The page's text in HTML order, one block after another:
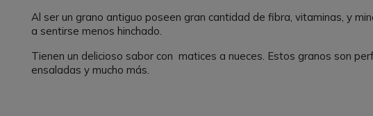
Al ser un grano antiguo poseen gran cantidad de fibra, vitaminas, y
a sentirse menos hinchado.
Tienen un delicioso sabor con matices a nueces. Estos granos son
ensaladas y mucho más.